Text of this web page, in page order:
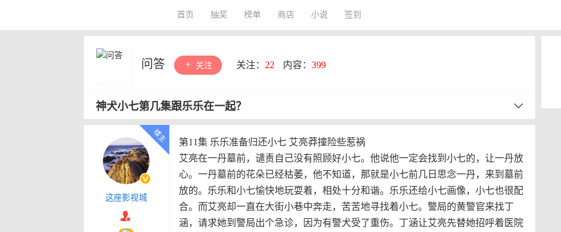
首页 抽奖 榜单 商店 小说 签到
问答 关注 关注： 22 内容： 399
神犬小七第几集跟乐乐在一起？
这座影视城
第11集 乐乐准备归还小七 艾亮莽撞险些惹祸
艾亮在一丹墓前，谴责自己没有照顾好小七。他说他一定会找到小七的，让一丹放
心。一丹墓前的花朵已经枯萎，他不知道，那就是小七前几日思念一丹，来到墓前
放的。乐乐和小七愉快地玩耍着，相处十分和谐。乐乐还给小七画像，小七也很配
合。而艾亮却一直在大街小巷中奔走，苦苦地寻找着小七。警局的黄警官来找丁
涵，请求她到警局出个急诊，因为有警犬受了重伤。丁涵让艾亮先替她招呼着医院